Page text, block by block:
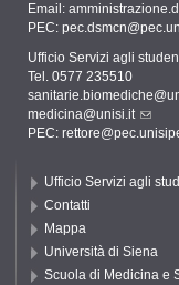
Email:
PEC:
Ufficio Servizi agli
Tel. 0577 235510
medicina@unisi.it
PEC:
Ufficio Servizi agli
Contatti
Mappa
Università di Siena
Scuola di Medicina e